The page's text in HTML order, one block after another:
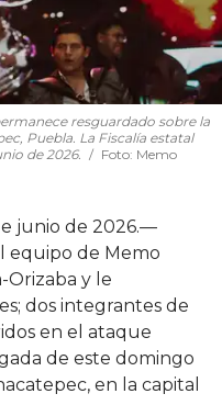
resguardado sobre la
Puebla. La Fiscalía estatal
de 2026.
Foto: Memo
junio de 2026.—
equipo de Memo
Orizaba y le
dos integrantes de
en el ataque
de este domingo
en la capital